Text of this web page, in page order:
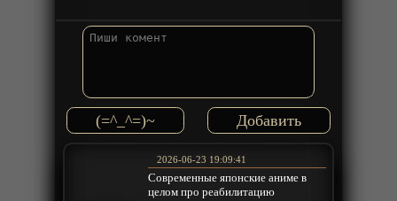
(=^_^=)~
2026-06-23 19:09:41
Современные японские аниме в
целом про реабилитацию